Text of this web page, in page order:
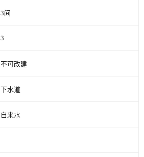
3间
3
不可改建
下水道
自来水